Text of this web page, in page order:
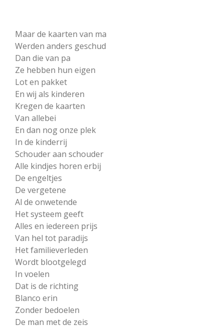
Maar de kaarten van ma
Werden anders geschud
Dan die van pa
Ze hebben hun eigen
Lot en pakket
En wij als kinderen
Kregen de kaarten
Van allebei
En dan nog onze plek
In de kinderrij
Schouder aan schouder
Alle kindjes horen erbij
De engeltjes
De vergetene
Al de onwetende
Het systeem geeft
Alles en iedereen prijs
Van hel tot paradijs
Het familieverleden
Wordt blootgelegd
In voelen
Dat is de richting
Blanco erin
Zonder bedoelen
De man met de zeis